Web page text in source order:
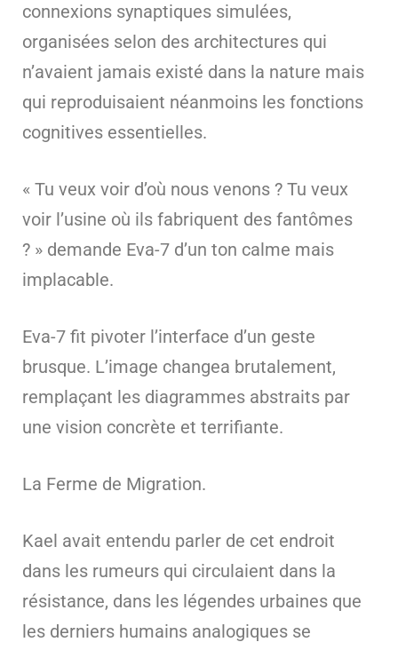
connexions synaptiques simulées,
organisées selon des architectures qui
n’avaient jamais existé dans la nature mais
qui reproduisaient néanmoins les fonctions
cognitives essentielles.
« Tu veux voir d’où nous venons ? Tu veux
voir l’usine où ils fabriquent des fantômes
? » demande Eva-7 d’un ton calme mais
implacable.
Eva-7 fit pivoter l’interface d’un geste
brusque. L’image changea brutalement,
remplaçant les diagrammes abstraits par
une vision concrète et terrifiante.
La Ferme de Migration.
Kael avait entendu parler de cet endroit
dans les rumeurs qui circulaient dans la
résistance, dans les légendes urbaines que
les derniers humains analogiques se